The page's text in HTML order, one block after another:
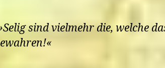
sind vielmehr die, welche